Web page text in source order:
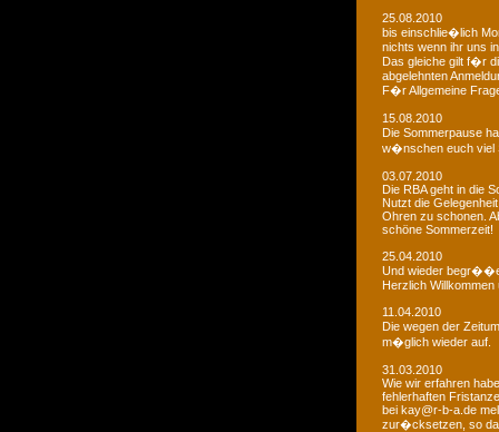
25.08.2010
bis einschlie�lich
nichts wenn ihr uns
Das gleiche gilt f�r
abgelehnten
F�r Allgemeine
15.08.2010
Die Sommerpause
w�nschen euch viel
03.07.2010
Die RBA geht in die
Nutzt die
Ohren zu schonen.
schöne Sommerzeit!
25.04.2010
Und wieder
Herzlich Willkommen
11.04.2010
Die wegen der
m�glich wieder auf.
31.03.2010
Wie wir erfahren
fehlerhaften
bei kay@r-b-a.de
zur�cksetzen, so